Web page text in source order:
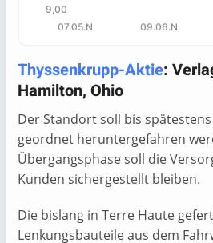
07.05.N 09.06.N
9,00
Thyssenkrupp-Aktie:
Hamilton, Ohio
Der Standort soll bis
geordnet heruntergefahren
Übergangsphase soll die
Kunden sichergestellt bleiben.
Die bislang in Terre Haute
Lenkungsbauteile aus dem